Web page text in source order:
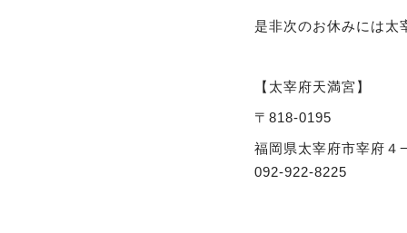
是非次のお休みには太
【太宰府天満宮】
〒818-0195
福岡県太宰府市宰府４
092-922-8225